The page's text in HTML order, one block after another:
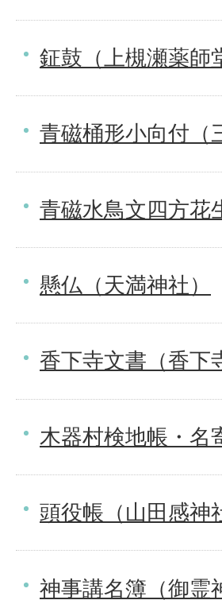
鉦鼓（上槻瀬薬師
青磁桶形小向付（
青磁水鳥文四方花
懸仏（天満神社）
香下寺文書（香下
木器村検地帳・名
頭役帳（山田感神
神事講名簿（御霊